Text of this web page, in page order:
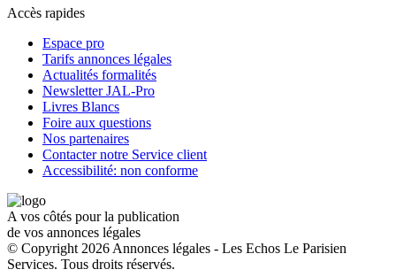
Accès rapides
Espace pro
Tarifs annonces légales
Actualités formalités
Newsletter JAL-Pro
Livres Blancs
Foire aux questions
Nos partenaires
Contacter notre Service client
Accessibilité: non conforme
A vos côtés pour la publication
de vos annonces légales
© Copyright 2026 Annonces légales - Les Echos Le Parisien
Services. Tous droits réservés.